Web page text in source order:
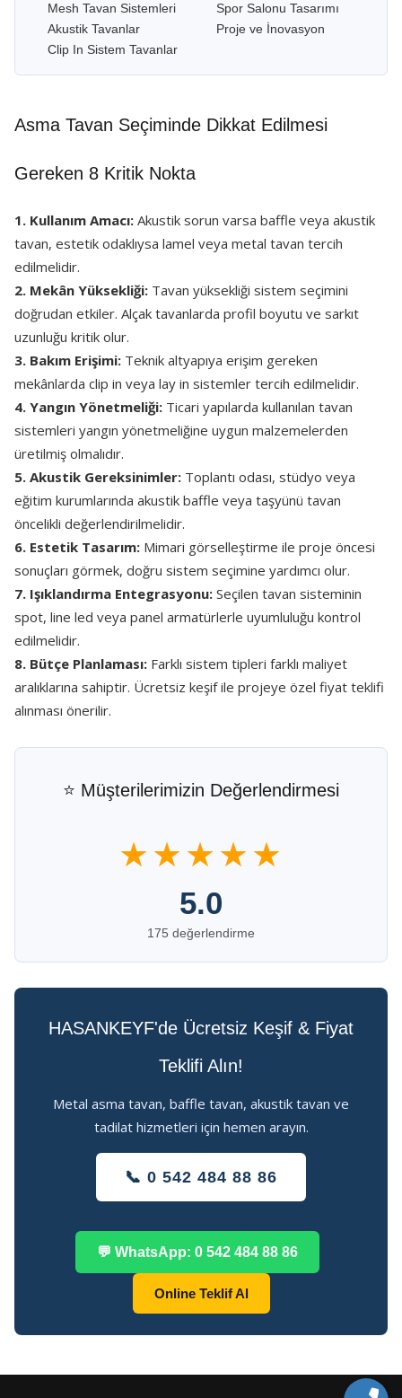
Mesh Tavan Sistemleri
Akustik Tavanlar
Clip In Sistem Tavanlar
Spor Salonu Tasarımı
Proje ve İnovasyon
Asma Tavan Seçiminde Dikkat Edilmesi
Gereken 8 Kritik Nokta
1. Kullanım Amacı: Akustik sorun varsa baffle veya akustik
tavan, estetik odaklıysa lamel veya metal tavan tercih
edilmelidir.
2. Mekân Yüksekliği: Tavan yüksekliği sistem seçimini
doğrudan etkiler. Alçak tavanlarda profil boyutu ve sarkıt
uzunluğu kritik olur.
3. Bakım Erişimi: Teknik altyapıya erişim gereken
mekânlarda clip in veya lay in sistemler tercih edilmelidir.
4. Yangın Yönetmeliği: Ticari yapılarda kullanılan tavan
sistemleri yangın yönetmeliğine uygun malzemelerden
üretilmiş olmalıdır.
5. Akustik Gereksinimler: Toplantı odası, stüdyo veya
eğitim kurumlarında akustik baffle veya taşyünü tavan
öncelikli değerlendirilmelidir.
6. Estetik Tasarım: Mimari görselleştirme ile proje öncesi
sonuçları görmek, doğru sistem seçimine yardımcı olur.
7. Işıklandırma Entegrasyonu: Seçilen tavan sisteminin
spot, line led veya panel armatürlerle uyumluluğu kontrol
edilmelidir.
8. Bütçe Planlaması: Farklı sistem tipleri farklı maliyet
aralıklarına sahiptir. Ücretsiz keşif ile projeye özel fiyat teklifi
alınması önerilir.
⭐ Müşterilerimizin Değerlendirmesi
★★★★★
5.0
175 değerlendirme
HASANKEYF'de Ücretsiz Keşif & Fiyat
Teklifi Alın!
Metal asma tavan, baffle tavan, akustik tavan ve
tadilat hizmetleri için hemen arayın.
📞 0 542 484 88 86
💬 WhatsApp: 0 542 484 88 86
Online Teklif Al